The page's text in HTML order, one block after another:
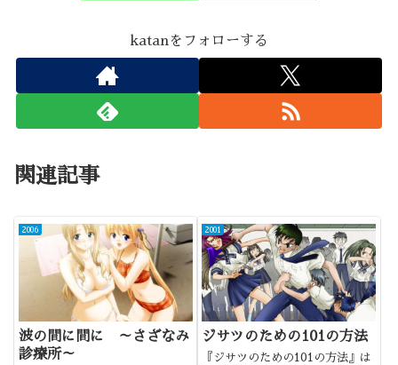
katanをフォローする
関連記事
2006
波の間に間に ～さざなみ
診療所～
2001
ジサツのための101の方法
『ジサツのための101の方法』は